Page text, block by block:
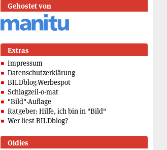
Gehostet von
Extras
Impressum
Datenschutzerklärung
BILDblog-Werbespot
Schlagzeil-o-mat
"Bild"-Auflage
Ratgeber: Hilfe, ich bin in "Bild"
Wer liest BILDblog?
Oldies